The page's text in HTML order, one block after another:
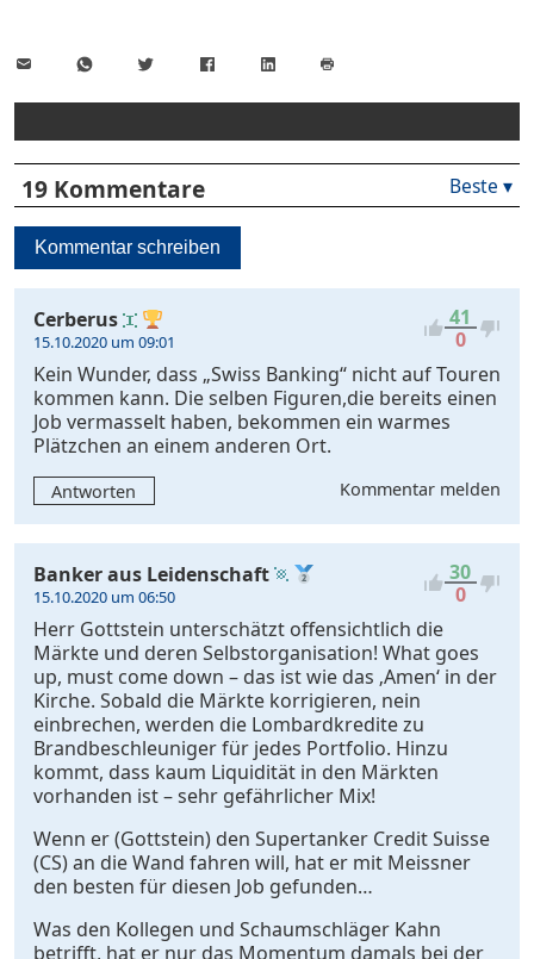
WhatsAppTwitter FacebookLinkedIn
drucken
19 Kommentare
Kontrovers
Beste ▾
Kommentar schreiben
41
0
Cerberus
15.10.2020 um 09:01
Kein Wunder, dass „Swiss Banking“ nicht auf Touren
kommen kann. Die selben Figuren,die bereits einen
Job vermasselt haben, bekommen ein warmes
Plätzchen an einem anderen Ort.
Antworten Kommentar melden
30
0
Banker aus Leidenschaft
15.10.2020 um 06:50
Herr Gottstein unterschätzt offensichtlich die
Märkte und deren Selbstorganisation! What goes
up, must come down – das ist wie das ‚Amen‘ in der
Kirche. Sobald die Märkte korrigieren, nein
einbrechen, werden die Lombardkredite zu
Brandbeschleuniger für jedes Portfolio. Hinzu
kommt, dass kaum Liquidität in den Märkten
vorhanden ist – sehr gefährlicher Mix!
Wenn er (Gottstein) den Supertanker Credit Suisse
(CS) an die Wand fahren will, hat er mit Meissner
den besten für diesen Job gefunden…
Was den Kollegen und Schaumschläger Kahn
betrifft, hat er nur das Momentum damals bei der